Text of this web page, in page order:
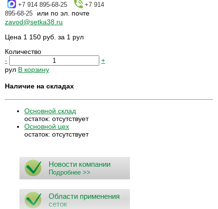
+7 914 895-68-25
+7 914
895-68-25
или по эл. почте
zavod@setka38.ru
Цена 1 150 руб. за 1 рул
Количество
-
+
рул В корзину
Наличие на складах
Основной склад
остаток: отсутствует
Основной цех
остаток: отсутствует
Новости компании
Подробнее >>
Области применения
сеток